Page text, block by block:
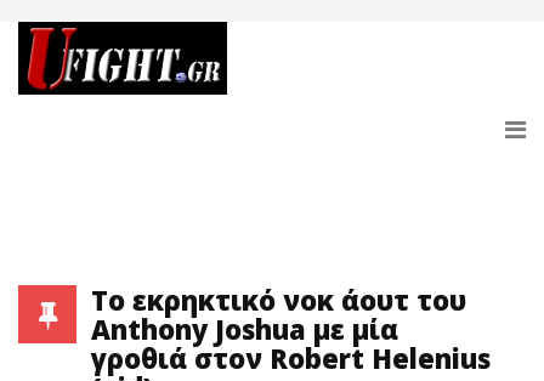
Το εκρηκτικό νοκ άουτ του
Anthony Joshua με μία
γροθιά στον Robert Helenius